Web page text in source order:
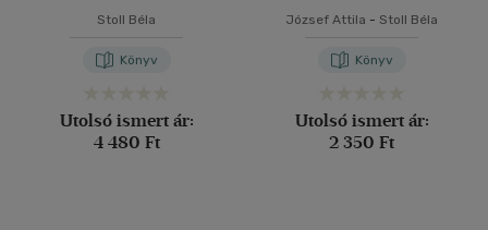
Stoll Béla
Könyv
Utolsó ismert ár:
4 480 Ft
József Attila - Stoll Béla
Könyv
Utolsó ismert ár:
2 350 Ft